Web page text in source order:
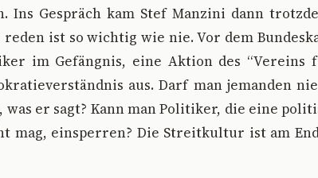
Ins Gespräch kam Stef Manzini dann
ist so wichtig wie nie. Vor dem
im Gefängnis, eine Aktion des “Vereins
aus. Darf man jemanden
er sagt? Kann man Politiker, die eine
mag, einsperren? Die Streitkultur ist am